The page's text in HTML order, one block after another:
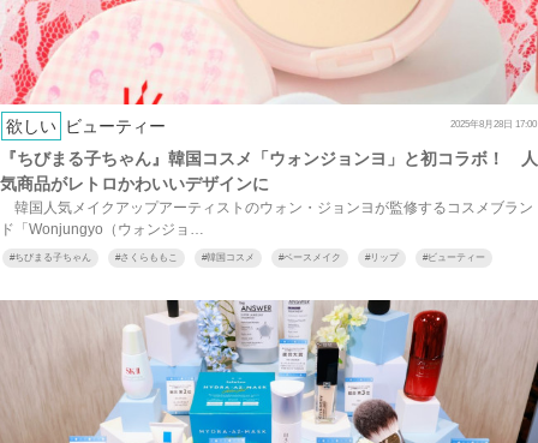
欲しい ビューティー 2025年8月28日 17:00
『ちびまる子ちゃん』韓国コスメ「ウォンジョンヨ」と初コラボ！ 人
気商品がレトロかわいいデザインに
韓国人気メイクアップアーティストのウォン・ジョンヨが監修するコスメブラン
ド「Wonjungyo（ウォンジョ…
#ちびまる子ちゃん #さくらももこ #韓国コスメ #ベースメイク #リップ #ビューティー